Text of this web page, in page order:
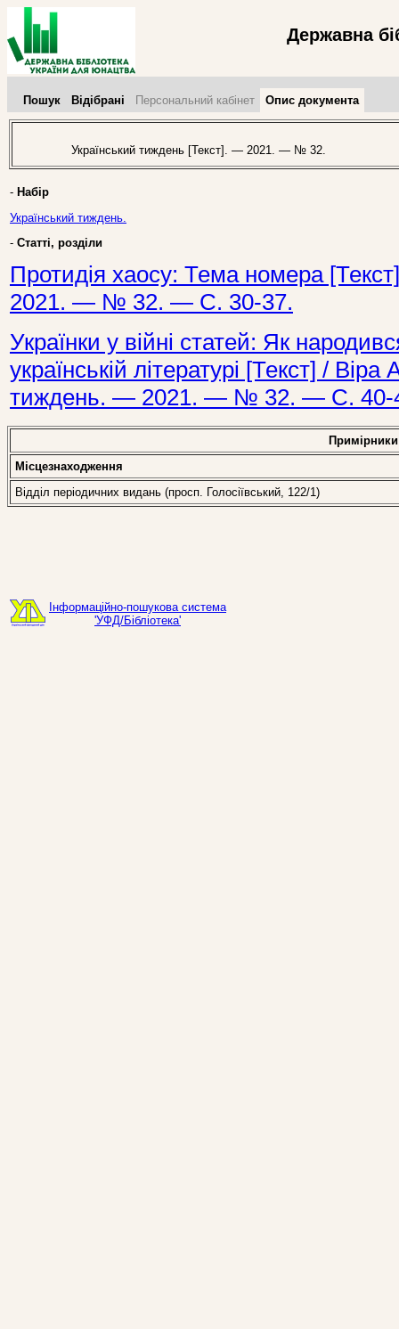
Державна
Пошук Відібрані Персональний кабінет Опис документа
Український тиждень [Текст]. — 2021. — № 32.
- Набір
Український тиждень.
- Статті, розділи
Протидія хаосу: Тема номера
2021. — № 32. — С. 30-37.
Українки у війні статей: Як
українській літературі [Текст] /
тиждень. — 2021. — № 32. — С. 40-
Примірники
Місцезнаходження
Відділ періодичних видань (просп. Голосіївський, 122/1)
Інформаційно-пошукова система
'УФД/Бібліотека'